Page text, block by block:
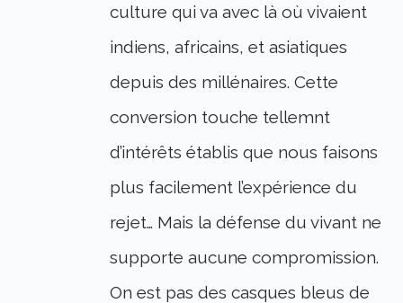
culture qui va avec là où vivaient
indiens, africains, et asiatiques
depuis des millénaires. Cette
conversion touche tellemnt
d’intérêts établis que nous faisons
plus facilement l’expérience du
rejet… Mais la défense du vivant ne
supporte aucune compromission.
On est pas des casques bleus de